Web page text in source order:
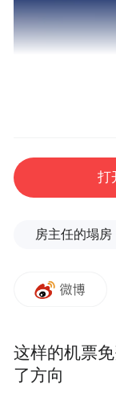
农业农村部
佐：主要从
式、创新基
方面进行了
理模式。
打
这样的机票
了方向